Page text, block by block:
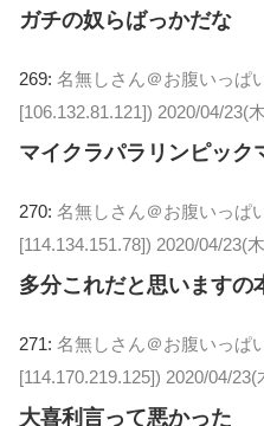
ガチの奴らばっかだな
269: 名無しさん＠お腹いっぱ
[106.132.81.121]) 2020/04/23(
マイクラパラリンピック
270: 名無しさん＠お腹いっぱ
[114.134.151.78]) 2020/04/23(
多分これだと思いますの
271: 名無しさん＠お腹いっぱ
[114.170.219.125]) 2020/04/
大喜利言って悪かった